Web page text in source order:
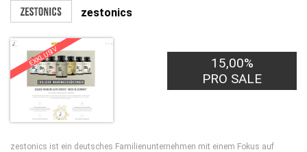
zestonics
EXKLUSIV
15,00%
PRO SALE
zestonics ist ein deutsches Familienunternehmen mit einem Fokus auf